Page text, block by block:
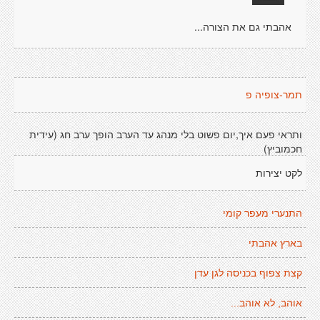
אהבתי גם את הצורה...
תמר-צופיה פ
ותראי פעם איך,יום פשוט בלי מנהג עד הערב הופך ערב חג (עידית
חכמוביץ)
לקט יצירות
התנערי מעפר קומי
בארץ אהבתי
קצת צפוף בכניסה לגן עדן
אוהב, לא אוהב...